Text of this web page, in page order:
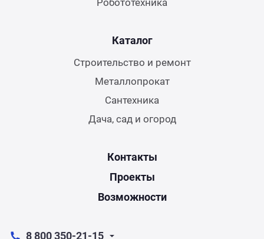
Робототехника
Каталог
Строительство и ремонт
Металлопрокат
Сантехника
Дача, сад и огород
Контакты
Проекты
Возможности
8 800 350-21-15